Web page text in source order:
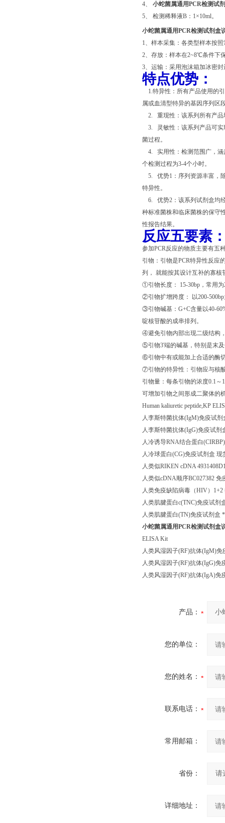
4、 小蛇菌属通用PCR检测试
5、 检测稀释液B：1×10ml。
小蛇菌属通用PCR检测试剂盒
1、样本采集：各类型样本按
2、存放：样本在2~8℃条件下
3、运输：采用泡沫箱加冰密
特点优势：
1.特异性：所有产品使用的
属或血清型特异的基因序列区
2. 重现性：该系列所有产品
3. 灵敏性：该系列产品可实
菌过程。
4. 实用性：检测范围广，涵
个检测过程为3-4个小时。
5. 优势1：序列资源丰富，
特异性。
6. 优势2：该系列试剂盒均
种标准菌株和临床菌株的保守
性报告结果。
反应五要素
参加PCR反应的物质主要有五
引物：引物是PCR特异性反应
列， 就能按其设计互补的寡核
①引物长度： 15-30bp，常用为
②引物扩增跨度： 以200-
③引物碱基：G+C含量以40-
啶核苷酸的成串排列。
④避免引物内部出现二级结构
⑤引物3'端的碱基，特别是末
⑥引物中有或能加上合适的酶
⑦引物的特异性：引物应与核
引物量：每条引物的浓度0.1
可增加引物之间形成二聚体的
Human kaliuretic peptide,KP
人李斯特菌抗体(IgM)免疫试剂
人李斯特菌抗体(IgG)免疫试剂
人冷诱导RNA结合蛋白
人冷球蛋白(CG)免疫试剂盒 现
人类似RIKEN cDNA
人类似cDNA顺序BC027382 免
人类免疫缺陷病毒（HIV）1+2
人类肌腱蛋白c(TNC)免疫试剂
人类肌腱蛋白(TN)免疫试剂盒
小蛇菌属通用PCR检测试剂盒
ELISA Kit
人类风湿因子(RF)抗体(IgM)免
人类风湿因子(RF)抗体(IgG)免
人类风湿因子(RF)抗体(IgA)免
产品：
您的单位：
您的姓名：
联系电话：
常用邮箱：
省份：
详细地址：